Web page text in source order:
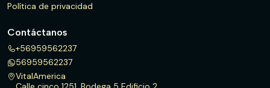
Política de privacidad
Contáctanos
+56959562237
56959562237
VitalAmerica